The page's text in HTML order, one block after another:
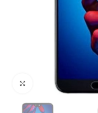
Click to enlarge